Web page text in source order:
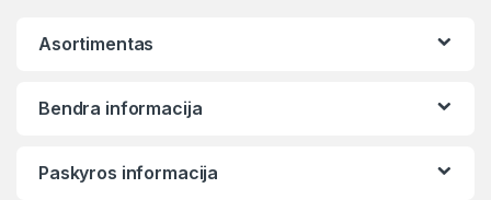
Asortimentas
Bendra informacija
Paskyros informacija